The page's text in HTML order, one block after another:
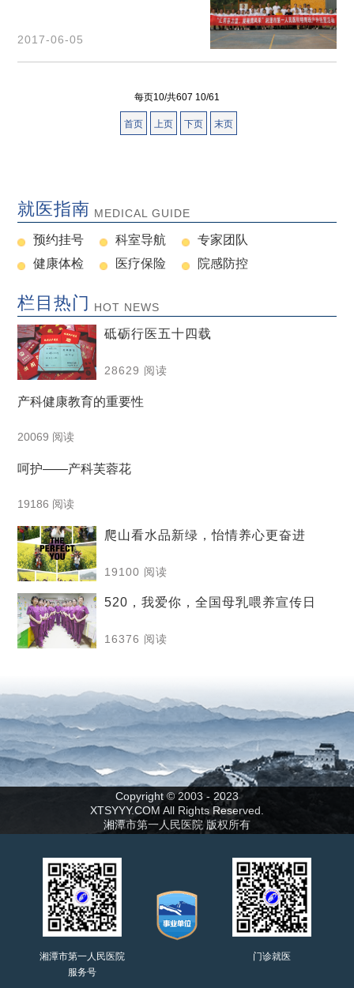
2017-06-05
每页10/共607 10/61
首页 上页 下页 末页
就医指南 MEDICAL GUIDE
预约挂号 科室导航
专家团队
健康体检
医疗保险 院感防控
栏目热门 HOT NEWS
砥砺行医五十四载
28629 阅读
产科健康教育的重要性
20069 阅读
呵护——产科芙蓉花
19186 阅读
爬山看水品新绿，怡情养心更奋进
19100 阅读
520，我爱你，全国母乳喂养宣传日
16376 阅读
Copyright © 2003 - 2023
XTSYYY.COM All Rights Reserved.
湘潭市第一人民医院 版权所有
湘潭市第一人民医院
服务号
门诊就医